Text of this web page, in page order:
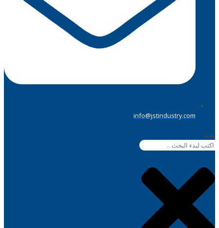
info@jstindustry.com
بحث